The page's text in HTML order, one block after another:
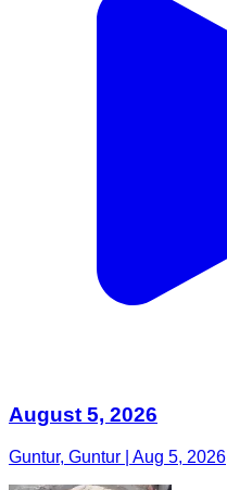
August 5, 2026
Guntur, Guntur | Aug 5, 2026